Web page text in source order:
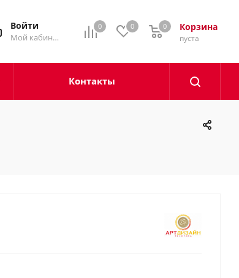
0 0 Корзина
0
пуста
0
Войти
Мой кабинет
Контакты